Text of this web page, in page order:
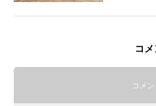
コ
コメ